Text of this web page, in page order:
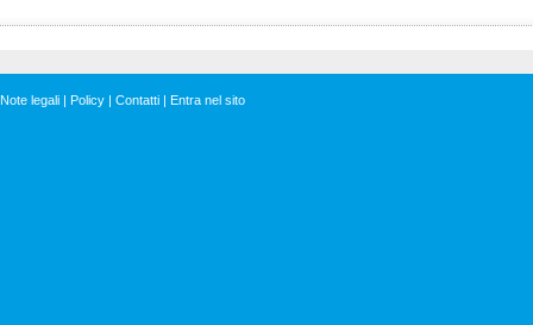
Note legali | Policy | Contatti | Entra nel sito